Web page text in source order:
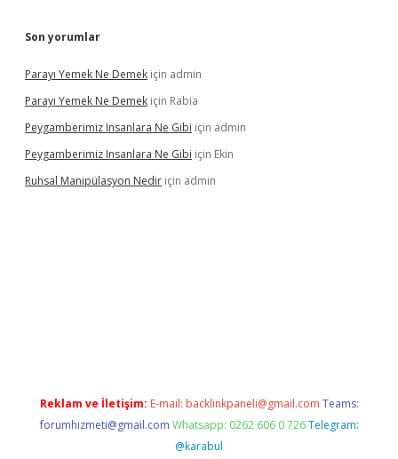
Son yorumlar
Parayı Yemek Ne Demek için admin
Parayı Yemek Ne Demek için Rabia
Peygamberimiz Insanlara Ne Gibi için admin
Peygamberimiz Insanlara Ne Gibi için Ekin
Ruhsal Manipülasyon Nedir için admin
Reklam ve İletişim: E-mail: backlinkpaneli@gmail.com Teams:
forumhizmeti@gmail.com Whatsapp: 0262 606 0 726 Telegram:
@karabul